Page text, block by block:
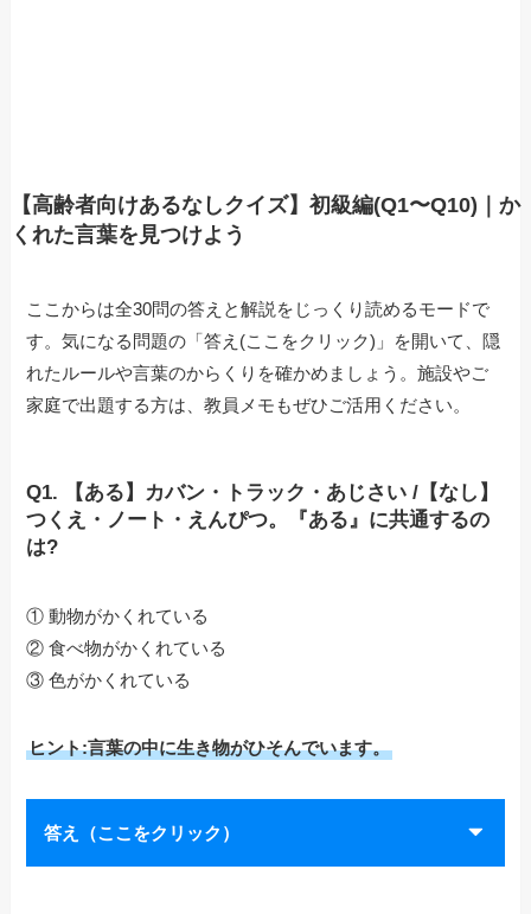
【高齢者向けあるなしクイズ】初級編(Q1〜Q10)｜か
くれた言葉を見つけよう
ここからは全30問の答えと解説をじっくり読めるモードで
す。気になる問題の「答え(ここをクリック)」を開いて、隠
れたルールや言葉のからくりを確かめましょう。施設やご
家庭で出題する方は、教員メモもぜひご活用ください。
Q1. 【ある】カバン・トラック・あじさい /【なし】
つくえ・ノート・えんぴつ。『ある』に共通するの
は?
① 動物がかくれている
② 食べ物がかくれている
③ 色がかくれている
ヒント:言葉の中に生き物がひそんでいます。
答え（ここをクリック）